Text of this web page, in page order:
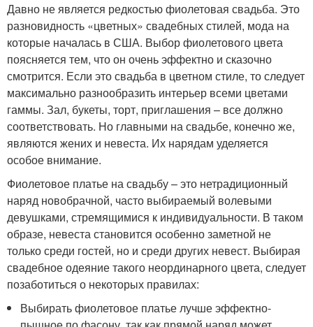
Давно не является редкостью фиолетовая свадьба. Это
разновидность «цветных» свадебных стилей, мода на
которые началась в США. Выбор фиолетового цвета
поясняется тем, что он очень эффектно и сказочно
смотрится. Если это свадьба в цветном стиле, то следует
максимально разнообразить интерьер всеми цветами
гаммы. Зал, букеты, торт, приглашения – все должно
соответствовать. Но главными на свадьбе, конечно же,
являются жених и невеста. Их нарядам уделяется
особое внимание.
Фиолетовое платье на свадьбу – это нетрадиционный
наряд новобрачной, часто выбираемый волевыми
девушками, стремящимися к индивидуальности. В таком
образе, невеста становится особенно заметной не
только среди гостей, но и среди других невест. Выбирая
свадебное одеяние такого неординарного цвета, следует
позаботиться о некоторых правилах:
Выбирать фиолетовое платье лучше эффектно-